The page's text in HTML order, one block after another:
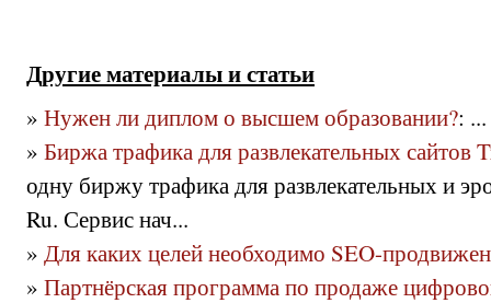
Другие материалы и статьи
» Нужен ли диплом о высшем образовании?: ...
» Биржа трафика для развлекательных сайтов
одну биржу трафика для развлекательных и
Ru. Сервис нач...
» Для каких целей необходимо SEO-
» Партнёрская программа по продаже